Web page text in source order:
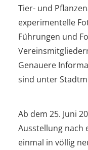
Tier- und
experimentelle
Führungen und
Genauere
sind unter
Ab dem 25. Juni
Ausstellung nach
einmal in völlig